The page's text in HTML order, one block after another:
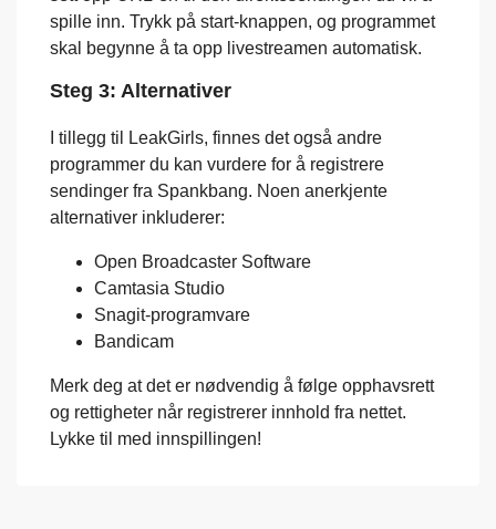
spille inn. Trykk på start-knappen, og programmet
skal begynne å ta opp livestreamen automatisk.
Steg 3: Alternativer
I tillegg til LeakGirls, finnes det også andre
programmer du kan vurdere for å registrere
sendinger fra Spankbang. Noen anerkjente
alternativer inkluderer:
Open Broadcaster Software
Camtasia Studio
Snagit-programvare
Bandicam
Merk deg at det er nødvendig å følge opphavsrett
og rettigheter når registrerer innhold fra nettet.
Lykke til med innspillingen!